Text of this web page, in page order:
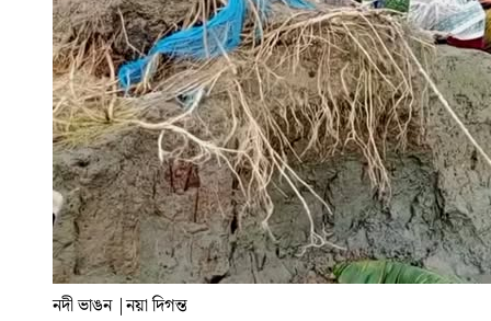
নদী ভাঙন |নয়া দিগন্ত